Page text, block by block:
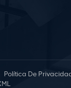
Política De